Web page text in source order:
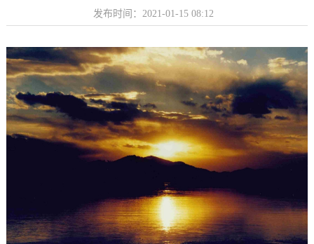
发布时间：2021-01-15 08:12